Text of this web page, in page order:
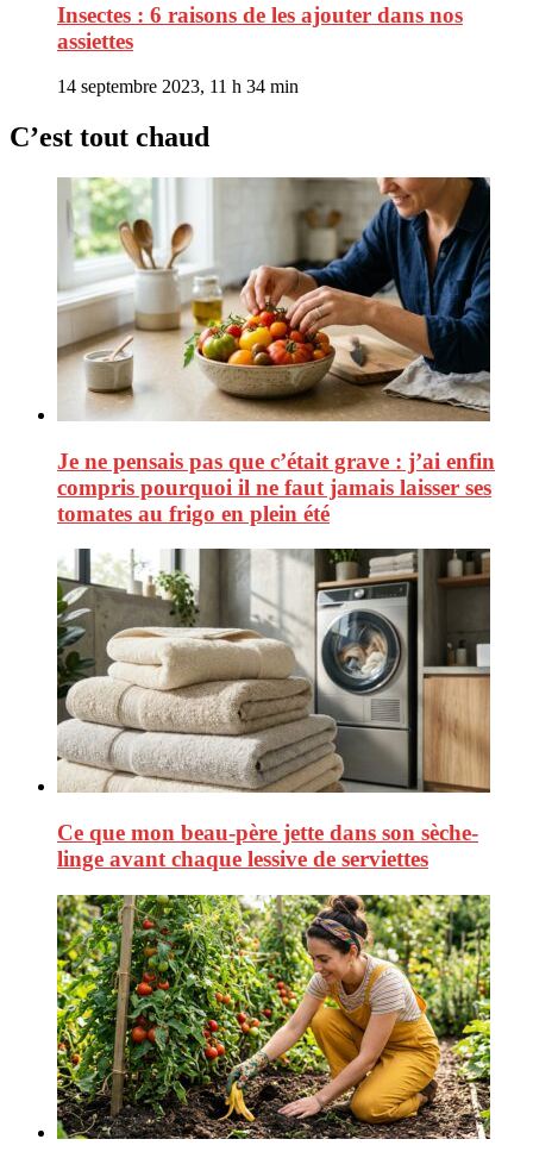
Insectes : 6 raisons de les ajouter dans nos
assiettes
14 septembre 2023, 11 h 34 min
C’est tout chaud
Je ne pensais pas que c’était grave : j’ai enfin
compris pourquoi il ne faut jamais laisser ses
tomates au frigo en plein été
Ce que mon beau-père jette dans son sèche-
linge avant chaque lessive de serviettes